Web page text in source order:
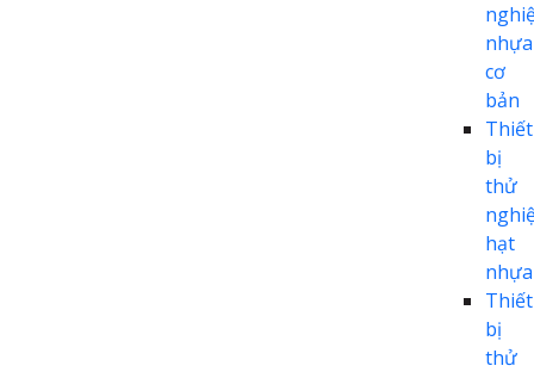
nhựa
cơ
bản
Thiết
bị
thử
hạt
nhựa
Thiết
bị
thử